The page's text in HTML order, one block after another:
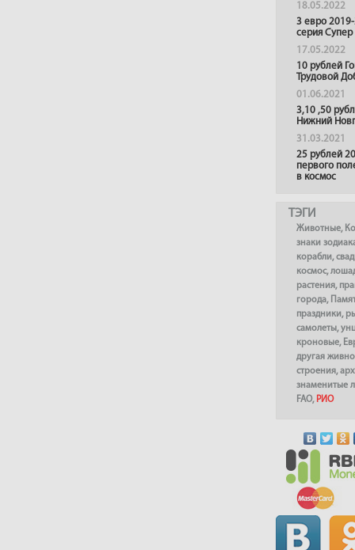
18.05.2022
3 евро
серия
17.05.2022
10 рублей
Трудовой
01.06.2021
3,10 ,50
Нижний
31.03.2021
25 рублей
первого
в космос
ТЭГИ
Животные,
знаки
корабли,
космос,
растения,
города,
праздники,
самолеты,
кроновые,
другая
строения,
знаменитые
FAO, РИО